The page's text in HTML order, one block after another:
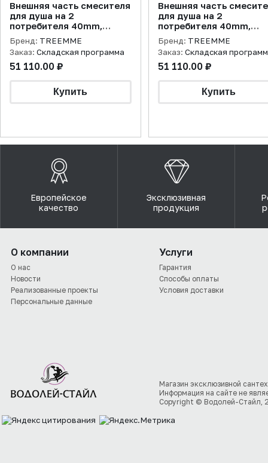
Внешняя часть смесителя
для душа на 2
потребителя 40mm,
нержавеющая сталь
брашированная
Бренд: TREEMME
Заказ: Складская программа
51 110.00 ₽
Внешняя часть
для душа на 2
потребителя 40mm,
нержавеющая сталь
брашированная
Бренд: TREEMME
Заказ: Складская
51 110.00 ₽
Европейское
качество
Эксклюзивная
продукция
О компании
О нас
Новости
Реализованные проекты
Персональные данные
Услуги
Гарантия
Способы оплаты
Условия доставки
Магазин эксклюзивной
Информация на сайте не
Copyright © Водолей-Стайл,